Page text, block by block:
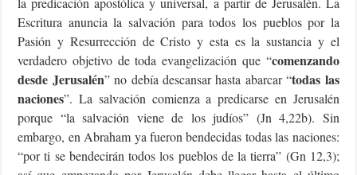
Escritura anuncia la salvación para todos los pueblos por la
Pasión y Resurrección de Cristo y esta es la sustancia y el
verdadero objetivo de toda evangelización que “comenzando
desde Jerusalén” no debía descansar hasta abarcar “todas las
naciones”. La salvación comienza a predicarse en Jerusalén
porque “la salvación viene de los judíos” (Jn 4,22b). Sin
embargo, en Abraham ya fueron bendecidas todas las naciones:
“por ti se bendecirán todos los pueblos de la tierra” (Gn 12,3);